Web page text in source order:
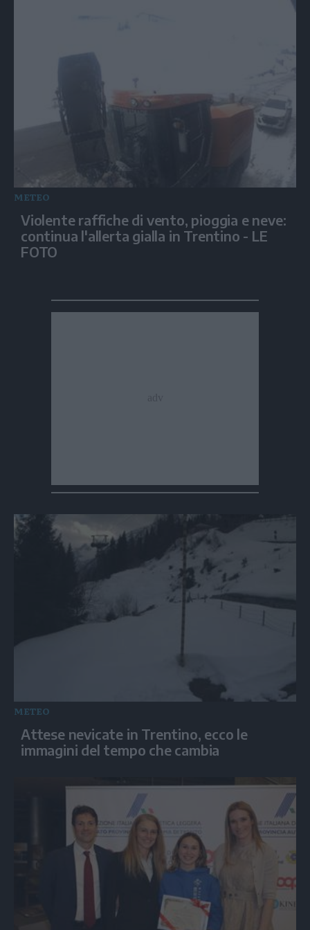
METEO
Violente raffiche di vento, pioggia e neve:
continua l'allerta gialla in Trentino - LE
FOTO
METEO
Attese nevicate in Trentino, ecco le
immagini del tempo che cambia